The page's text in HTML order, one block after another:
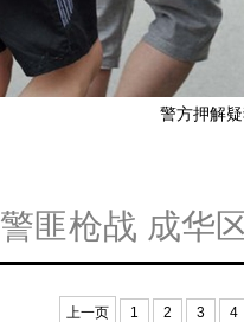
警方押解
警匪枪战 成华
上一页 1 2 3 4